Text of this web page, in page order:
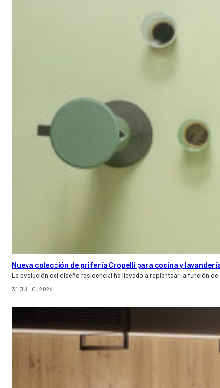
Nueva colección de grifería Cropelli para cocina y
La evolución del diseño residencial ha llevado a replantear la función
31 JULIO, 2026